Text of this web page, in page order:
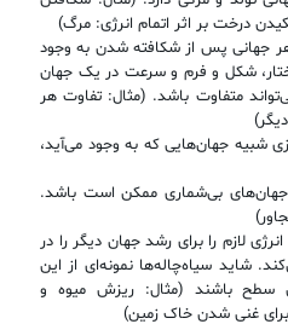
درخت بر اثر اتمام انرژی: مرگ)
جهانی پس از شکافته شدن به وجود
شکل و فرم و سرعت در یک جهان
متفاوت باشد. (مثال: تفاوت هر
شبیه جهان‌هایی که به وجود می‌آید،
بی‌شماری ممکن است باشد.
لازم را برای رشد جهان دیگر را در
شاید سیاه‌چاله‌ها نمونه‌ای از این
سطح باشند (مثال: ریزش میوه و
غنی شدن خاک زمین)